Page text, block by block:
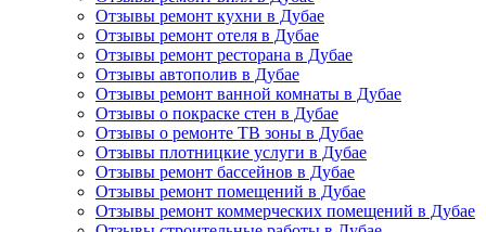
Отзывы ремонт кухни в Дубае
Отзывы ремонт отеля в Дубае
Отзывы ремонт ресторана в Дубае
Отзывы автополив в Дубае
Отзывы ремонт ванной комнаты в Дубае
Отзывы о покраске стен в Дубае
Отзывы о ремонте ТВ зоны в Дубае
Отзывы плотницкие услуги в Дубае
Отзывы ремонт бассейнов в Дубае
Отзывы ремонт помещений в Дубае
Отзывы ремонт коммерческих помещений в Дубае